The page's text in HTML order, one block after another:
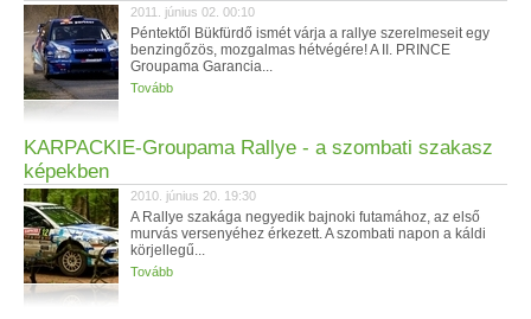
2011. június 02. 00:10
Péntektől Bükfürdő ismét várja a rallye szerelmeseit egy
benzingőzös, mozgalmas hétvégére! A II. PRINCE
Groupama Garancia...
Tovább
KARPACKIE-Groupama Rallye - a szombati szakasz
képekben
2010. június 20. 19:30
A Rallye szakága negyedik bajnoki futamához, az első
murvás versenyéhez érkezett. A szombati napon a káldi
körjellegű...
Tovább